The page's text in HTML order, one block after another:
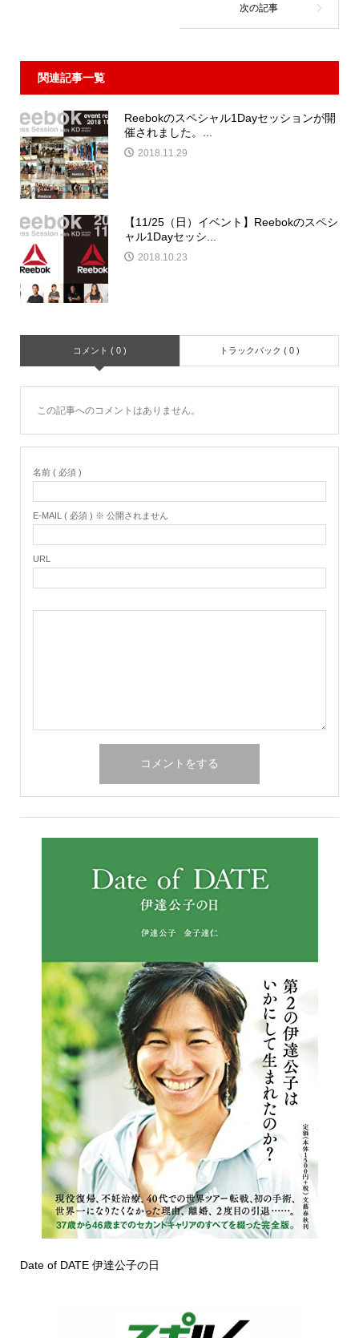
関連記事一覧
Reebokのスペシャル1Dayセッションが開
催されました。...
2018.11.29
【11/25（日）イベント】Reebokのスペシ
ャル1Dayセッシ...
2018.10.23
コメント ( 0 ) トラックバック ( 0 )
この記事へのコメントはありません。
名前 ( 必須 )
E-MAIL ( 必須 ) ※ 公開されません
URL
Date of DATE 伊達公子の日